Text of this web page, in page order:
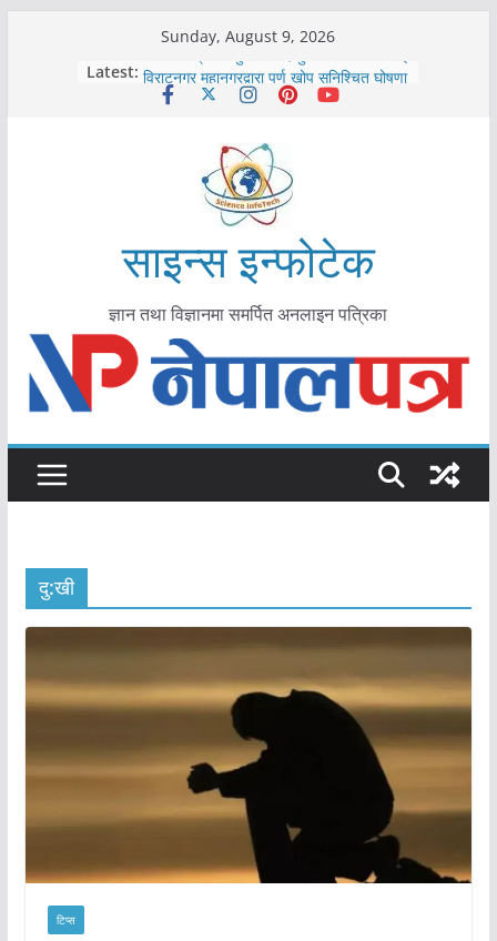
Sunday, August 9, 2026
Latest:
कोरोना संक्रमण पुष्टिपछि दार्चुलाका सीमामा कडाइ
विराटनगर महानगरद्वारा पूर्ण खोप सुनिश्चित घोषणा
तयारी
आयुर्वेद चिकित्सा प्रणालीको भूमिका महत्वपूर्ण छ :
मुख्यमन्त्री शाह
काभ्रेपलाञ्चोकमा आयुर्वेद स्वास्थ्योपचारतर्फ
साइन्स इन्फोटेक
ज्ञान तथा विज्ञानमा समर्पित अनलाइन पत्रिका
दु:खी
टिप्स